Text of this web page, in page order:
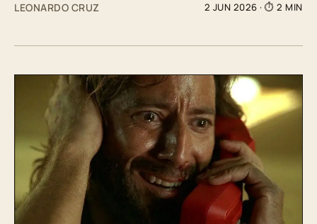
LEONARDO CRUZ 2 JUN 2026 · ⏱ 2 MIN